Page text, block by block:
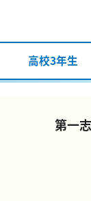
高校3年生
第一